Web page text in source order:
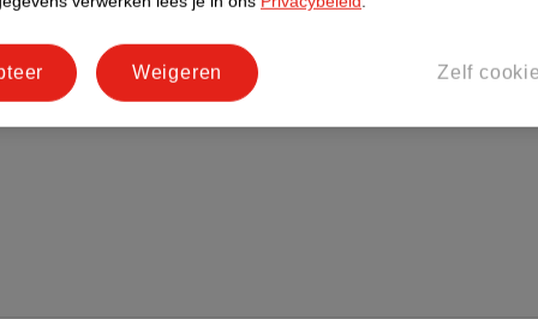
Zelf
Weigeren